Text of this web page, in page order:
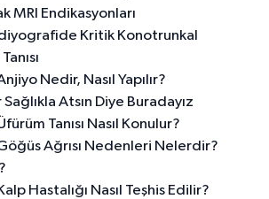
MRI Endikasyonları
Kritik Konotrunkal
Nedir, Nasıl Yapılır?
Atsın Diye Buradayız
Tanısı Nasıl Konulur?
Ağrısı Nedenleri Nelerdir?
Hastalığı Nasıl Teşhis Edilir?